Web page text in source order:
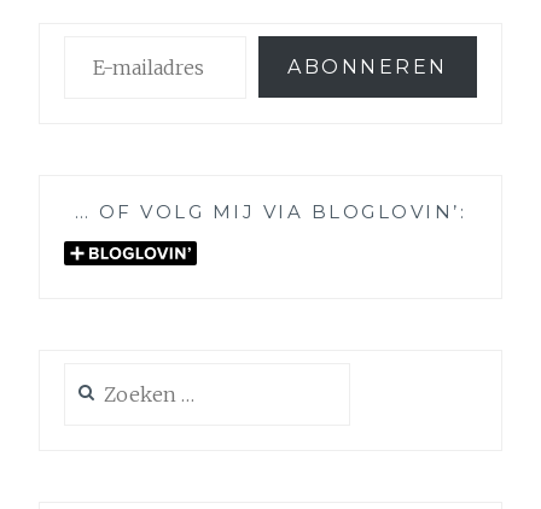
mailadres
ABONNEREN
… OF VOLG MIJ VIA BLOGLOVIN’:
naar: